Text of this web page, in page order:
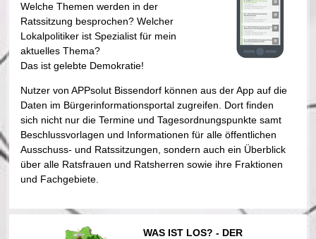
Welche Themen werden in der
Ratssitzung besprochen? Welcher
Lokalpolitiker ist Spezialist für mein
aktuelles Thema?
Das ist gelebte Demokratie!
Nutzer von APPsolut Bissendorf können aus der App auf die
Daten im Bürgerinformationsportal zugreifen. Dort finden
sich nicht nur die Termine und Tagesordnungspunkte samt
Beschlussvorlagen und Informationen für alle öffentlichen
Ausschuss- und Ratssitzungen, sondern auch ein Überblick
über alle Ratsfrauen und Ratsherren sowie ihre Fraktionen
und Fachgebiete.
WAS IST LOS? - DER